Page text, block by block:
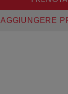
AGGIUNGERE